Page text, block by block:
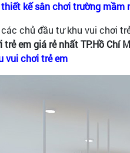
thiết kế sân chơi trường mầm
chủ đầu tư khu vui chơi
em giá rẻ nhất TP.Hồ Chí
vui chơi trẻ em